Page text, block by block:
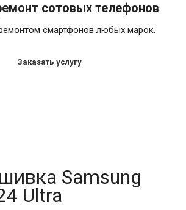
сотовых телефонов
смартфонов любых марок.
Заказать услугу
Samsung
Ultra